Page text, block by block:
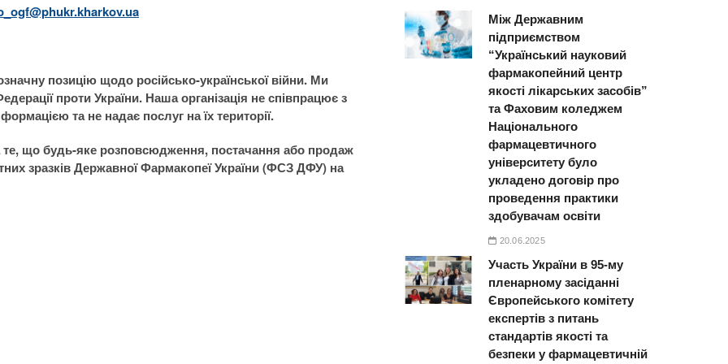
позицію щодо російсько-української війни. Ми
проти України. Наша організація не співпрацює з
та не надає послуг на їх території.
те, що будь-яке розповсюдження, постачання або продаж
зразків Державної Фармакопеї України (ФСЗ ДФУ) на
Між Державним
підприємством
“Український науковий
фармакопейний центр
якості лікарських засобів”
та Фаховим коледжем
Національного
фармацевтичного
університету було
укладено договір про
проведення практики
здобувачам освіти
20.06.2025
Участь України в 95-му
пленарному засіданні
Європейського комітету
експертів з питань
стандартів якості та
безпеки у фармацевтичній